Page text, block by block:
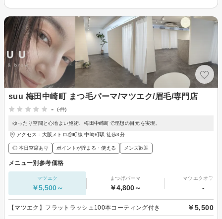
suu 梅田中崎町 まつ毛パーマ/マツエク/眉毛/専門店
-
(-件)
ゆったり空間と心地よい施術、梅田中崎町で理想の目元を実現。
アクセス：大阪メトロ谷町線 中崎町駅 徒歩3分
◎ 本日空席あり ポイントが貯まる・使える メンズ歓迎
メニュー別参考価格
マツエク
￥5,500～
まつげパーマ
￥4,800～
マツエクオフの
-
【マツエク】フラットラッシュ100本コーティング付き ￥5,500